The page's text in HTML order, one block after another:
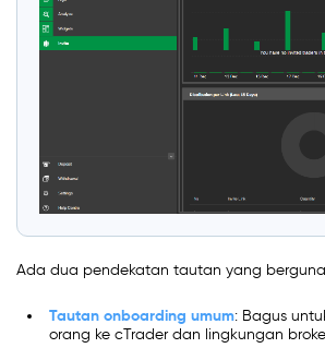
Ada dua pendekatan tautan yang
Tautan onboarding umum: Bagus
orang ke cTrader dan lingkungan